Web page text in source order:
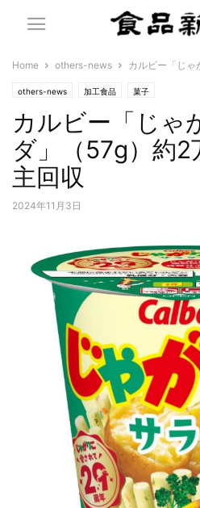
Home others-news カルビー「じ
others-news 加工食品 菓子
カルビー「じ
ダ」（57g）約2
主回収
2024年11月3日